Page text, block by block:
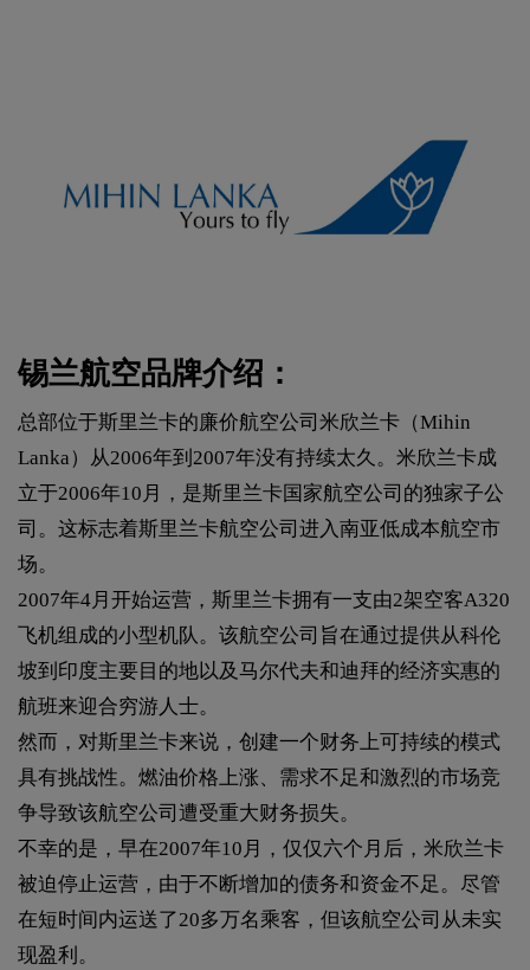
锡兰航空品牌介绍：
总部位于斯里兰卡的廉价航空公司米欣兰卡（Mihin
Lanka）从2006年到2007年没有持续太久。米欣兰卡成
立于2006年10月，是斯里兰卡国家航空公司的独家子公
司。这标志着斯里兰卡航空公司进入南亚低成本航空市
场。
2007年4月开始运营，斯里兰卡拥有一支由2架空客A320
飞机组成的小型机队。该航空公司旨在通过提供从科伦
坡到印度主要目的地以及马尔代夫和迪拜的经济实惠的
航班来迎合穷游人士。
然而，对斯里兰卡来说，创建一个财务上可持续的模式
具有挑战性。燃油价格上涨、需求不足和激烈的市场竞
争导致该航空公司遭受重大财务损失。
不幸的是，早在2007年10月，仅仅六个月后，米欣兰卡
被迫停止运营，由于不断增加的债务和资金不足。尽管
在短时间内运送了20多万名乘客，但该航空公司从未实
现盈利。